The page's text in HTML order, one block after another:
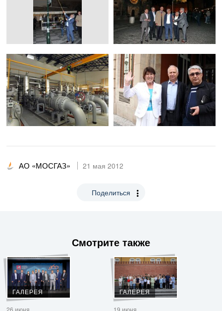
АО «МОСГАЗ» 21 мая 2012
Поделиться
Смотрите также
ГАЛЕРЕЯ
26 июня
ГАЛЕРЕЯ
19 июня